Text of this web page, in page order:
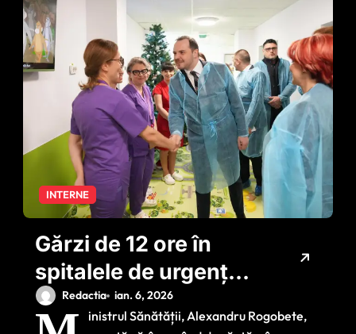
INTERNE
Gărzi de 12 ore în
spitalele de urgență.
Rogobete anunță
startul negocierilor:
Redactia ian. 6, 2026
inistrul Sănătății, Alexandru Rogobete,